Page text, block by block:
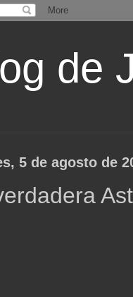
de
5 de agosto de